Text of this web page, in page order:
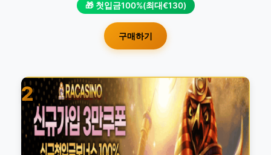
🎁 첫입금100%(최대€130)
구매하기
2